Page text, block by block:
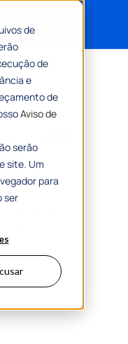
de
de
e
de
Aviso de
serão
site. Um
para
ser
pública: o
na
o caso